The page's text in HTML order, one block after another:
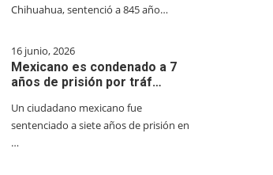
Chihuahua, sentenció a 845 año…
16 junio, 2026
Mexicano es condenado a 7
años de prisión por tráf…
Un ciudadano mexicano fue
sentenciado a siete años de prisión en
…